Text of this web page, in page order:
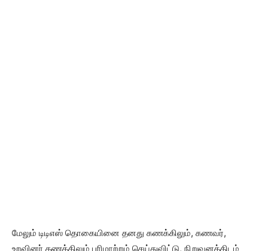
மேலும் டிடிஎஸ் தொகையினை தனது கணக்கிலும், கணவர்,
உறவினர் கணக்கிலும் பரிமாற்றம் செய்துவிட்டு, நிறுவனத்திடம்